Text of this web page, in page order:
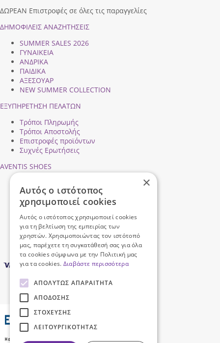
ΔΩΡΕΑΝ Επιστροφές σε όλες τις παραγγελίες
ΔΗΜΟΦΙΛEIΣ ΑΝΑΖΗΤΗΣΕΙΣ
SUMMER SALES 2026
ΓΥΝΑΙΚΕΙΑ
ΑΝΔΡΙΚΑ
ΠΑΙΔΙΚΑ
ΑΞΕΣΟΥΑΡ
NEW SUMMER COLLECTION
ΕΞΥΠΗΡΕΤΗΣΗ ΠΕΛΑΤΩΝ
Τρόποι Πληρωμής
Τρόποι Αποστολής
Επιστροφές προϊόντων
Συχνές Ερωτήσεις
AVENTIS SHOES
Ασφάλεια Συναλλαγών
Προσωπικά Δεδομένα
Όροι Χρήσης
×
Αυτός ο ιστότοπος
χρησιμοποιεί cookies
Αυτός ο ιστότοπος χρησιμοποιεί cookies
για τη βελτίωση της εμπειρίας των
χρηστών. Χρησιμοποιώντας τον ιστότοπό
μας, παρέχετε τη συγκατάθεσή σας για όλα
τα cookies σύμφωνα με την Πολιτική μας
για τα cookies. Διαβάστε περισσότερα
ΑΠΟΛΎΤΩΣ ΑΠΑΡΑΊΤΗΤΑ
ΑΠΌΔΟΣΗΣ
ΣΤΌΧΕΥΣΗΣ
ΛΕΙΤΟΥΡΓΙΚΌΤΗΤΑΣ